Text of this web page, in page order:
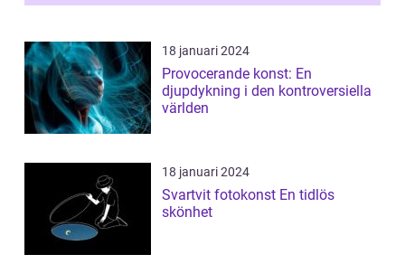
18 januari 2024
Provocerande konst: En
djupdykning i den kontroversiella
världen
18 januari 2024
Svartvit fotokonst En tidlös
skönhet